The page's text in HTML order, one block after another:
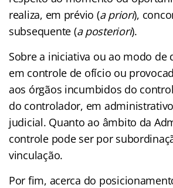
realiza, em prévio (a priori),
subsequente (a posteriori).
Sobre a iniciativa ou ao modo de
em controle de ofício ou
aos órgãos incumbidos do
do controlador, em
judicial. Quanto ao âmbito da
controle pode ser por
vinculação.
Por fim, acerca do